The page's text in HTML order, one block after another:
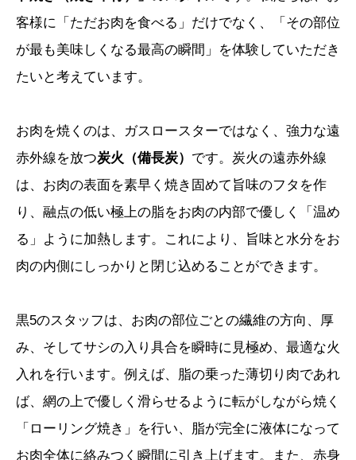
客様に「ただお肉を食べる」だけでなく、「その部位
が最も美味しくなる最高の瞬間」を体験していただき
たいと考えています。
お肉を焼くのは、ガスロースターではなく、強力な遠
赤外線を放つ炭火（備長炭） です。炭火の遠赤外線
は、お肉の表面を素早く焼き固めて旨味のフタを作
り、融点の低い極上の脂をお肉の内部で優しく「温め
る」ように加熱します。これにより、旨味と水分をお
肉の内側にしっかりと閉じ込めることができます。
黒5のスタッフは、お肉の部位ごとの繊維の方向、厚
み、そしてサシの入り具合を瞬時に見極め、最適な火
入れを行います。例えば、脂の乗った薄切り肉であれ
ば、網の上で優しく滑らせるように転がしながら焼く
「ローリング焼き」を行い、脂が完全に液体になって
お肉全体に絡みつく瞬間に引き上げます。また、赤身